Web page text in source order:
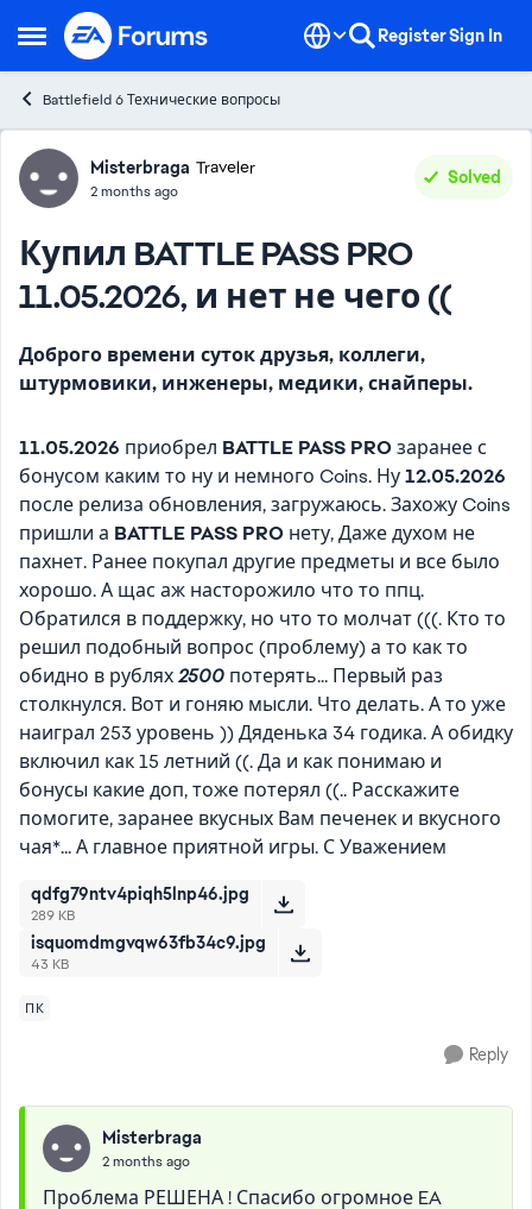
Open Side Menu
Skip to content RegisterSign In
Battlefield 6 Технические вопросы
Forum Discussion
Misterbraga Traveler
2 months ago
Solved
Купил BATTLE PASS PRO
11.05.2026, и нет не чего ((
Доброго времени суток друзья, коллеги,
штурмовики, инженеры, медики, снайперы.
11.05.2026 приобрел BATTLE PASS PROзаранее с
бонусом каким то ну и немного Coins. Ну12.05.2026
после релиза обновления, загружаюсь. Захожу Coins
пришли а BATTLE PASS PRO нету, Даже духом не
пахнет. Ранее покупал другие предметы и все было
хорошо. А щас аж насторожило что то ппц.
Обратился в поддержку, но что то молчат (((. Кто то
решил подобный вопрос (проблему) а то как то
обидно в рублях2500 потерять... Первый раз
столкнулся. Вот и гоняю мысли. Что делать. А то уже
наиграл 253 уровень )) Дяденька 34 годика. А обидку
включил как 15 летний ((. Да и как понимаю и
бонусы какие доп, тоже потерял ((.. Расскажите
помогите, заранее вкусных Вам печенек и вкусного
чая*... А главное приятной игры. С Уважением
qdfg79ntv4piqh5lnp46.jpg
289 KB
isquomdmgvqw63fb34c9.jpg
43 KB
ПК
Reply
Misterbraga
2 months ago
Проблема РЕШЕНА ! Спасибо огромное EA